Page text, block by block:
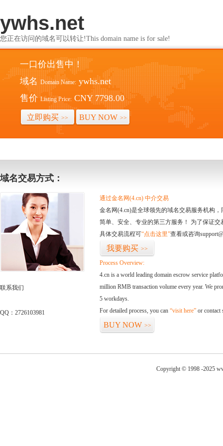
ywhs.net
您正在访问的域名可以转让!This domain name is for sale!
一口价出售中！
域名 Domain Name: ywhs.net
售价 Listing Price: CNY 7798.00
立即购买 >> BUY NOW >>
域名交易方式：
联系我们
QQ：2726103981
通过金名网(4.cn) 中介交易
金名网(4.cn)是全球领先的域名交易服务机构
简单、安全、专业的第三方服务！ 为了保证
具体交易流程可“点击这里”查看或咨询
我要购买 >>
Process Overview:
4.cn is a world leading domain escrow service
million RMB transaction volume every year. We
5 workdays.
For detailed process, you can “visit here” or contact
BUY NOW >>
Copyright © 1998 -2025